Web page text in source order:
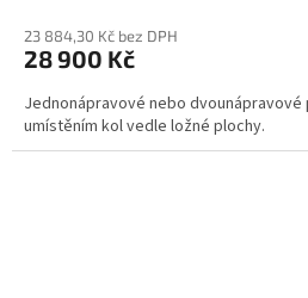
23 884,30 Kč bez DPH
28 900 Kč
Jednonápravové nebo
umístěním kol vedle ložné plochy.